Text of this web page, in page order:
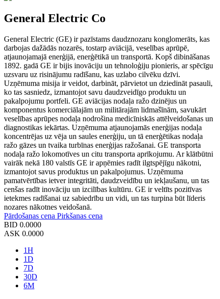
General Electric Co
General Electric (GE) ir pazīstams daudznozaru konglomerāts, kas
darbojas dažādās nozarēs, tostarp aviācijā, veselības aprūpē,
atjaunojamajā enerģijā, enerģētikā un transportā. Kopš dibināšanas
1892. gadā GE ir bijis inovāciju un tehnoloģiju pionieris, ar spēcīgu
uzsvaru uz risinājumu radīšanu, kas uzlabo cilvēku dzīvi.
Uzņēmuma misija ir veidot, darbināt, pārvietot un dziedināt pasauli,
ko tas sasniedz, izmantojot savu daudzveidīgo produktu un
pakalpojumu portfeli. GE aviācijas nodaļa ražo dzinējus un
komponentus komerciālajām un militārajām lidmašīnām, savukārt
veselības aprūpes nodaļa nodrošina medicīniskās attēlveidošanas un
diagnostikas iekārtas. Uzņēmuma atjaunojamās enerģijas nodaļa
koncentrējas uz vēja un saules enerģiju, un tā enerģētikas nodaļa
ražo gāzes un tvaika turbīnas enerģijas ražošanai. GE transporta
nodaļa ražo lokomotīves un citu transporta aprīkojumu. Ar klātbūtni
vairāk nekā 180 valstīs GE ir apņēmies radīt ilgtspējīgu nākotni,
izmantojot savus produktus un pakalpojumus. Uzņēmuma
pamatvērtības ietver integritāti, daudzveidību un iekļaušanu, un tas
cenšas radīt inovāciju un izcilības kultūru. GE ir veltīts pozitīvas
ietekmes radīšanai uz sabiedrību un vidi, un tas turpina būt līderis
nozares nākotnes veidošanā.
Pārdošanas cena Pirkšanas cena
BID 0.0000
ASK 0.0000
1H
1D
7D
30D
6M